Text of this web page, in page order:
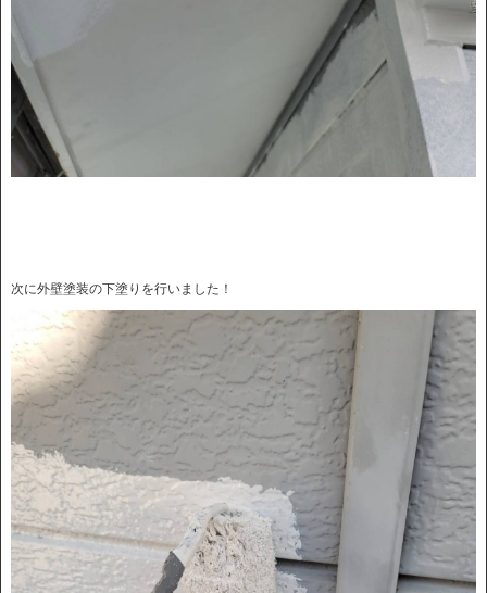
次に外壁塗装の下塗りを行いました！